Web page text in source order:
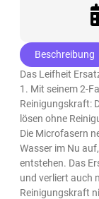
Beschreibung
Das Leifheit
1. Mit seinem 2-
Reinigungskraft:
lösen ohne
Die Microfasern
Wasser im Nu
entstehen. Das
und verliert auch
Reinigungskraft